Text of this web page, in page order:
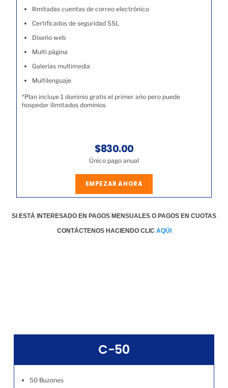
Ilimitadas cuentas de correo electrónico
Certificados de seguridad SSL
Diseño web
Multi página
Galerías multimedia
Multilenguaje
*Plan incluye 1 dominio gratis el primer año pero puede
hospedar ilimitados dominios
$830.00
Único pago anual
EMPEZAR AHORA
SI ESTÁ INTERESADO EN PAGOS MENSUALES O PAGOS EN CUOTAS
CONTÁCTENOS HACIENDO CLIC AQÚI
C-50
50 Buzones